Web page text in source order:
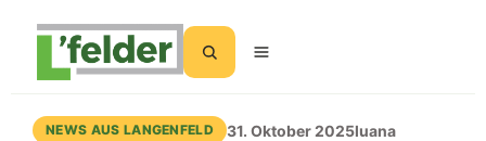
NEWS AUS LANGENFELD 31. Oktober 2025luana